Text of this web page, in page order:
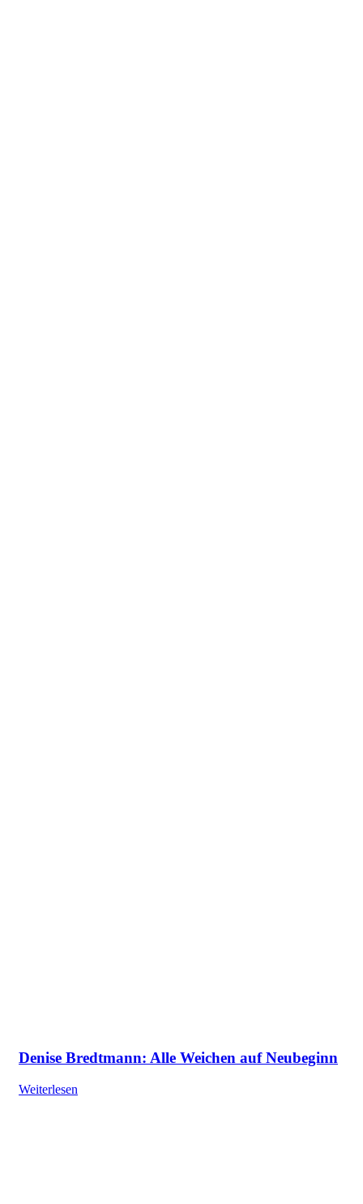
Denise Bredtmann: Alle Weichen auf Neubeginn
Weiterlesen